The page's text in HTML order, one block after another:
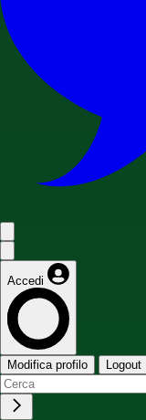
Accedi
Modifica profilo Logout